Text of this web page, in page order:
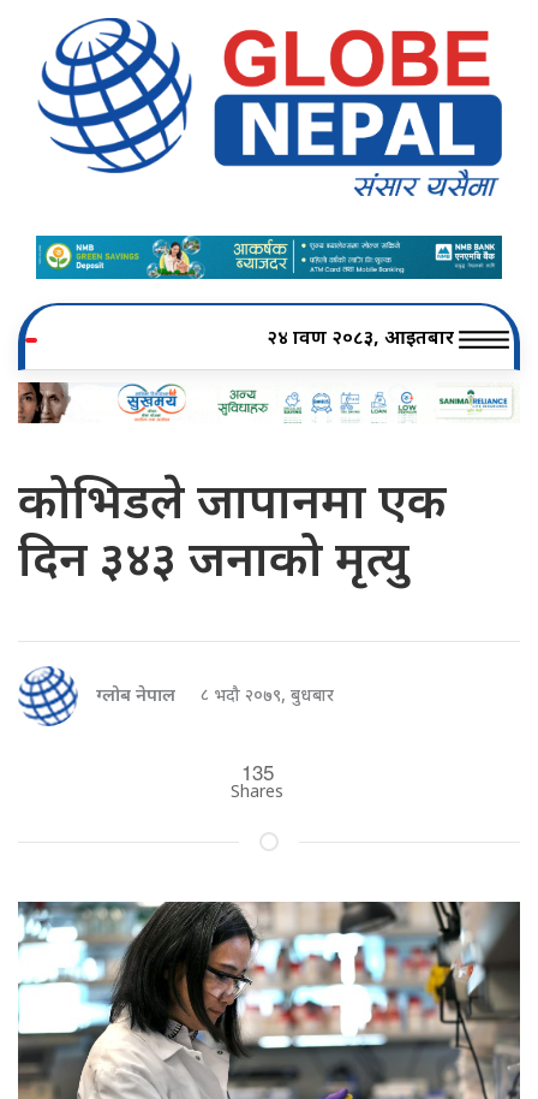
२४ श्रावण २०८३, आइतबार
कोभिडले जापानमा एक
दिन ३४३ जनाको मृत्यु
ग्लोब नेपाल ८ भदौ २०७९, बुधबार
135
Shares